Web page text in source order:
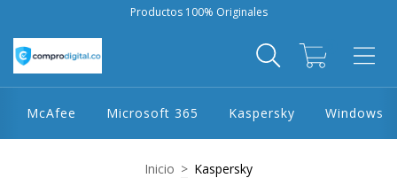
Productos 100% Originales
McAfee Microsoft 365 Kaspersky Windows
Inicio > Kaspersky